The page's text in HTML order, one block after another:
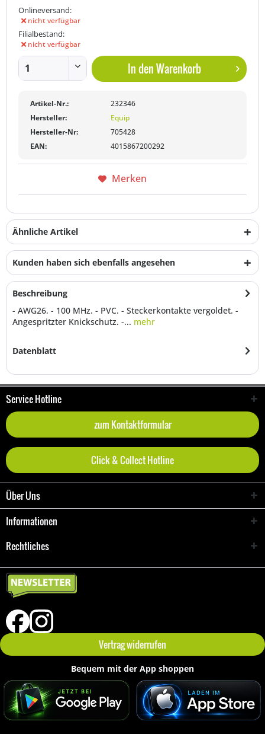
Onlineversand:
nicht verfügbar
Filialbestand:
nicht verfügbar
In denWarenkorb
Artikel-Nr.:
232346
Hersteller:
Equip
Hersteller-Nr:
705428
EAN:
4015867200292
Merken
Ähnliche Artikel
Kunden haben sich ebenfalls angesehen
Beschreibung
- AWG26. - 100 MHz. - PVC. - Steckerkontakte vergoldet. -
Angespritzter Knickschutz. -... mehr
Datenblatt
Service Hotline
zum Kontaktformular
Click & Collect Hotline
Über Uns
Informationen
Rechtliches
Vertrag widerrufen
Bequem mit der App shoppen